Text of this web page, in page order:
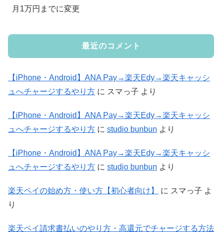
月1万円までに変更
最近のコメント
【iPhone・Android】ANA Pay→楽天Edy→楽天キャッシ
ュへチャージするやり方 に スマっ子 より
【iPhone・Android】ANA Pay→楽天Edy→楽天キャッシ
ュへチャージするやり方 に studio bunbun より
【iPhone・Android】ANA Pay→楽天Edy→楽天キャッシ
ュへチャージするやり方 に studio bunbun より
楽天ペイの始め方・使い方【初心者向け】 に スマっ子 よ
り
楽天ペイ請求書払いのやり方・高還元でチャージする方法